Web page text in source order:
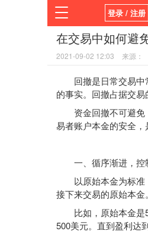
登录 / 注册
首页
平台
在交易中如何避
2021-09-02 12:03 来源：
回撤是日常交易中
的事实。回撤占据交易
资金回撤不可避免
易者账户本金的安全，
一、循序渐进，控
以原始本金为标准
接下来交易的原始本金。
比如，原始本金是
500美元。直到盈利达